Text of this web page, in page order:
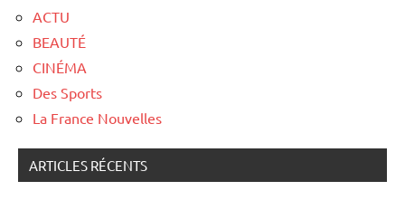
ACTU
BEAUTÉ
CINÉMA
Des Sports
La France Nouvelles
ARTICLES RÉCENTS